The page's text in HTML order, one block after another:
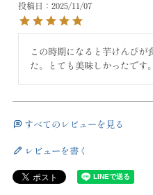
投稿日
2025/11/07
この時期になると芋けんぴが
た。とても美味しかったです
すべてのレビューを見る
レビューを書く